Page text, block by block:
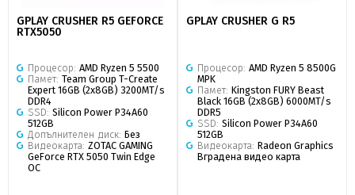
GPLAY CRUSHER R5 GEFORCE
RTX5050
Процесор: AMD Ryzen 5 5500
Памет: Team Group T-Create
Expert 16GB (2x8GB) 3200MT/s
DDR4
SSD: Silicon Power P34A60
512GB
Допълнителен диск: Без
Видеокарта: ZOTAC GAMING
GeForce RTX 5050 Twin Edge
OC
GPLAY CRUSHER G R5
Процесор: AMD Ryzen 5 8500G
MPK
Памет: Kingston FURY Beast
Black 16GB (2x8GB) 6000MT/s
DDR5
SSD: Silicon Power P34A60
512GB
Видеокарта: Radeon Graphics
Вградена видео карта